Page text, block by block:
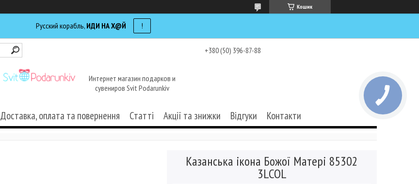
Кошик
Русский корабль, ИДИ НА Х@Й !
+380 (50) 396-87-88
Интернет магазин подарков и
сувениров Svit Podarunkiv
Доставка, оплата та повернення Статті Акції та знижки Відгуки Контакти
Казанська ікона Божої Матері 85302
3LCOL